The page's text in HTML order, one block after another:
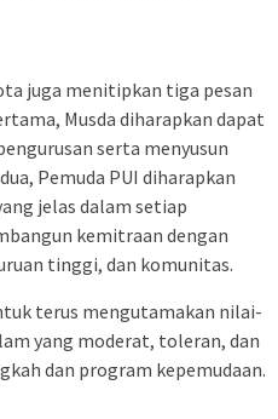
juga menitipkan tiga pesan
Musda diharapkan dapat
serta menyusun
Pemuda PUI diharapkan
jelas dalam setiap
kemitraan dengan
tinggi, dan komunitas.
terus mengutamakan nilai-
yang moderat, toleran, dan
dan program kepemudaan.